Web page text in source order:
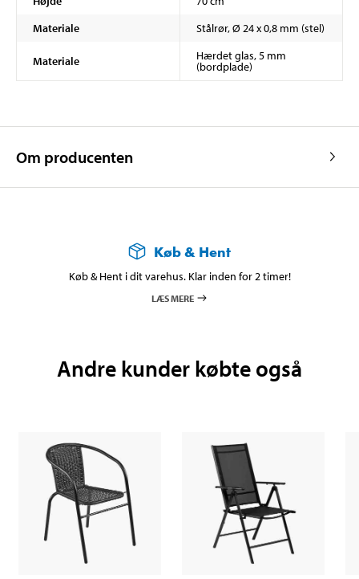
Materiale
Stålrør, Ø 24 x 0,8 mm (stel)
Materiale Hærdet glas, 5 mm
(bordplade)
Om producenten
Køb & Hent
Køb & Hent i dit varehus. Klar inden for 2 timer!
LÆS MERE
Andre kunder købte også